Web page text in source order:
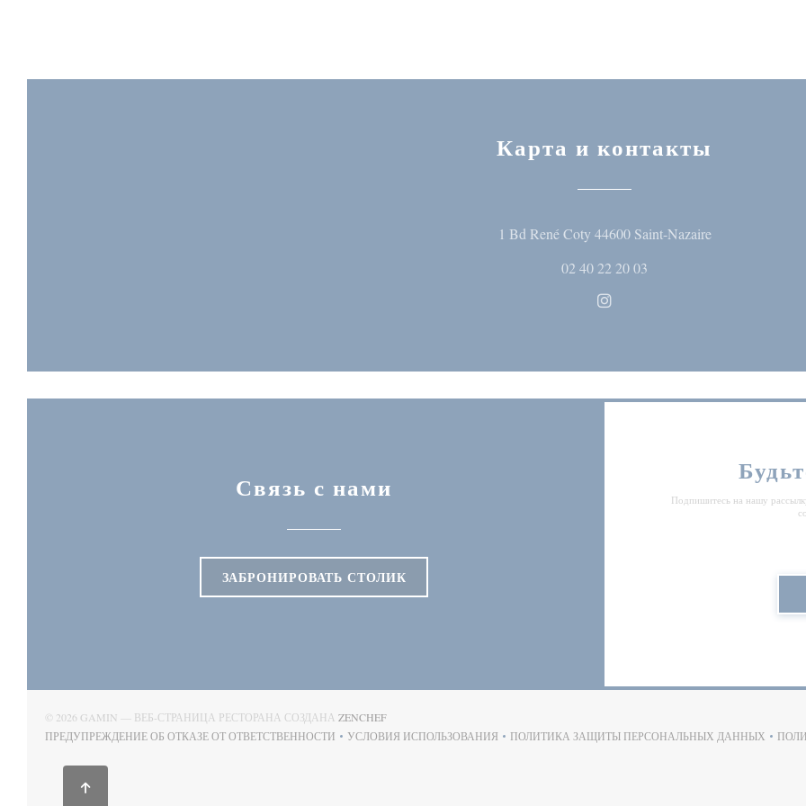
Карта и контакты
1 Bd René Coty 44600 Saint-Nazaire((открывается
02 40 22 20 03
Instagram ((открывается в
Связь с нами
ЗАБРОНИРОВАТЬ СТОЛИК
Подпишитесь на нашу
© 2026 GAMIN — ВЕБ-СТРАНИЦА РЕСТОРАНА СОЗДАНА ZENCHEF((ОТКРЫВАЕТСЯ В НОВОМ ОКНЕ))
ПРЕДУПРЕЖДЕНИЕ ОБ ОТКАЗЕ ОТ ОТВЕТСТВЕННОСТИ
((ОТКРЫВАЕТСЯ В НОВОМ ОКНЕ))
УСЛОВИЯ ИСПОЛЬЗОВАНИЯ
((ОТКРЫВАЕТСЯ В НОВОМ ОКНЕ))
ПОЛИТИКА ЗАЩИТЫ ПЕРСОНАЛЬНЫХ ДАННЫХ
((ОТКРЫВАЕТСЯ В НОВОМ